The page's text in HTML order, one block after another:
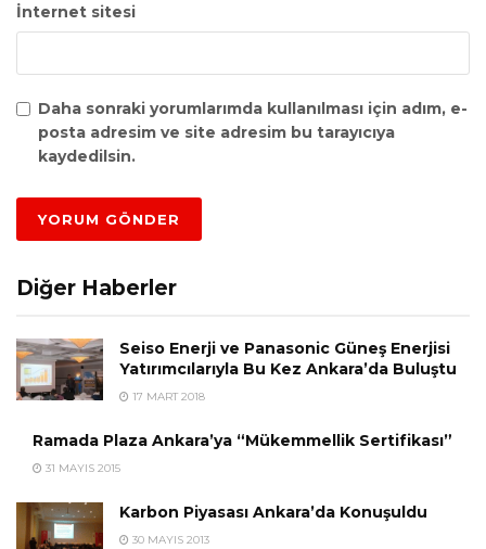
İnternet sitesi
Daha sonraki yorumlarımda kullanılması için adım, e-
posta adresim ve site adresim bu tarayıcıya
kaydedilsin.
Diğer Haberler
Seiso Enerji ve Panasonic Güneş Enerjisi
Yatırımcılarıyla Bu Kez Ankara’da Buluştu
17 MART 2018
Ramada Plaza Ankara’ya “Mükemmellik Sertifikası”
31 MAYIS 2015
Karbon Piyasası Ankara’da Konuşuldu
30 MAYIS 2013